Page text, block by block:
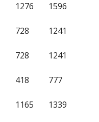
1276 1596
728 1241
728 1241
418 777
1165 1339